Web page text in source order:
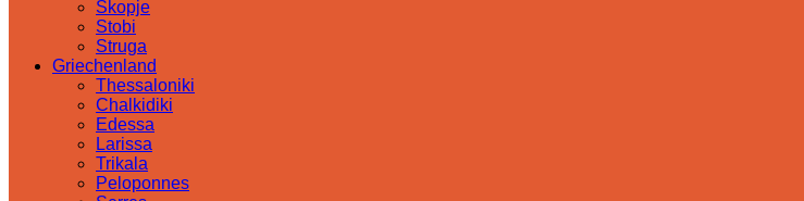
Skopje
Stobi
Struga
Griechenland
Thessaloniki
Chalkidiki
Edessa
Larissa
Trikala
Peloponnes